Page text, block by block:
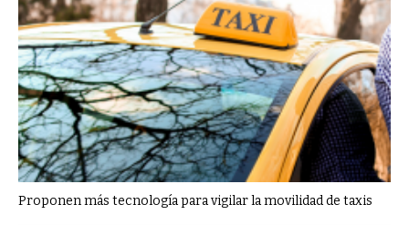
Proponen más tecnología para vigilar la movilidad de taxis